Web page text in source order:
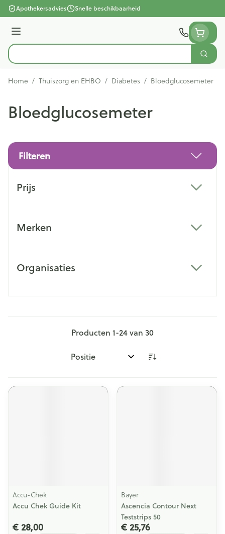
Ga naar de inhoud
Apothekersadvies Snelle beschikbaarheid
Menu
Product, merk, categorie...
Zoek
Home / Thuiszorg en EHBO / Diabetes / Bloedglucosemeter
Bloedglucosemeter
Filteren
Prijs
Merken
Organisaties
Producten 1-24van 30
Sorteer op:
Accu-Chek
Accu Chek Guide Kit
€ 28,00
Bayer
Ascencia Contour Next
Teststrips 50
€ 25,76